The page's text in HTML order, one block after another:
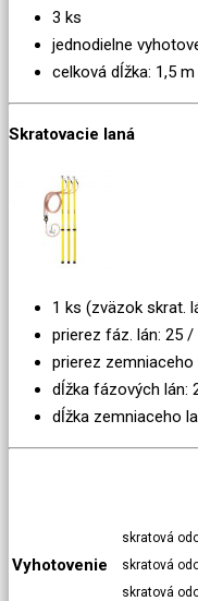
3 ks
jednodielne
celková dĺžka: 1,5 m
Skratovacie laná
1 ks (zväzok skrat.
prierez fáz. lán: 25
prierez zemniaceho
dĺžka fázových lán:
dĺžka zemniaceho
Vyhotovenie
skratová
skratová
skratová